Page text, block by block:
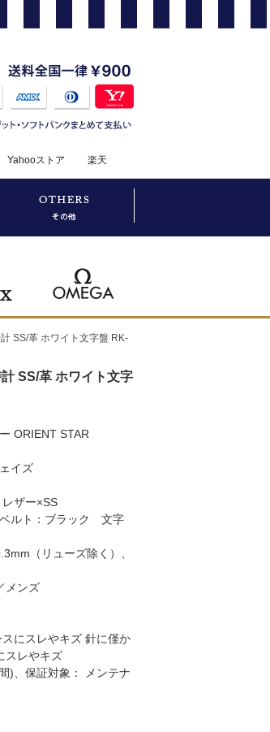
Yahooストア 楽天
SS/革 ホワイト文字盤 RK-
SS/革 ホワイト文字
ORIENT STAR
イズ
ザー×SS
ルト：ブラック 文字
（リューズ除く）、
メンズ
スにスレやキズ 針に僅か
スレやキズ
)、保証対象： メンテナ